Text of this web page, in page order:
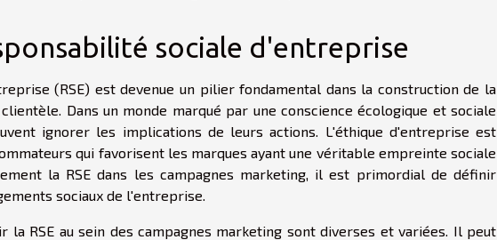
sociale d'entreprise
(RSE) est devenue un pilier fondamental dans la construction de la
Dans un monde marqué par une conscience écologique et sociale
ignorer les implications de leurs actions. L'éthique d'entreprise est
qui favorisent les marques ayant une véritable empreinte sociale
la RSE dans les campagnes marketing, il est primordial de définir
sociaux de l'entreprise.
la RSE au sein des campagnes marketing sont diverses et variées. Il peut